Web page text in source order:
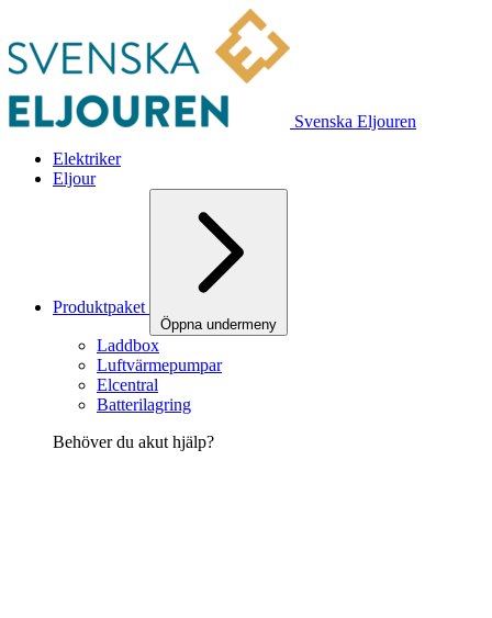
Svenska Eljouren
Elektriker
Eljour
Produktpaket
Öppna undermeny
Laddbox
Luftvärmepumpar
Elcentral
Batterilagring
Behöver du akut hjälp?